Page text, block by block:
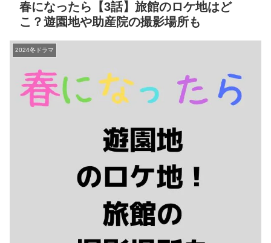
春になったら【3話】旅館のロケ地はど
こ？遊園地や助産院の撮影場所も
2024冬ドラマ